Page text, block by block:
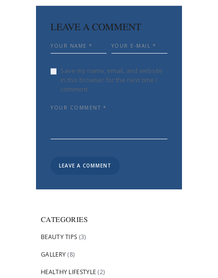
LEAVE A COMMENT
Save my name, email, and website
in this browser for the next time I
comment.
CATEGORIES
BEAUTY TIPS (3)
GALLERY (8)
HEALTHY LIFESTYLE (2)